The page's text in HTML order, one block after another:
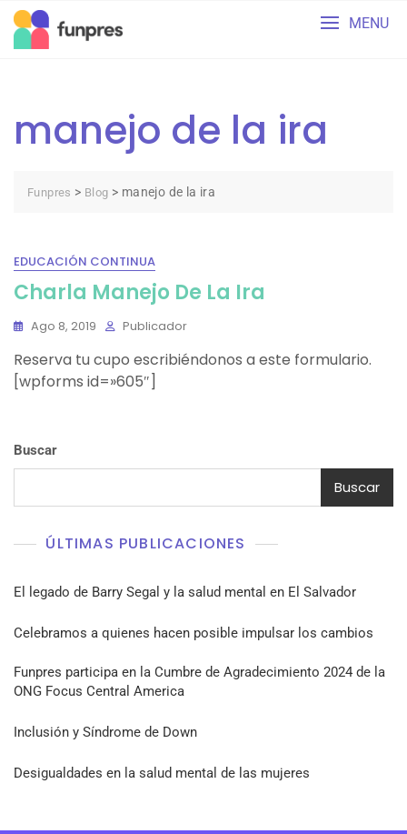
Skip
content
MENU
manejo de la ira
Funpres > Blog > manejo de la ira
EDUCACIÓN CONTINUA
Charla Manejo De La Ira
Ago 8, 2019 Publicador
Reserva tu cupo escribiéndonos a este formulario.
[wpforms id=»605″]
Buscar
Buscar
ÚLTIMAS PUBLICACIONES
El legado de Barry Segal y la salud mental en El Salvador
Celebramos a quienes hacen posible impulsar los cambios
Funpres participa en la Cumbre de Agradecimiento 2024 de la
ONG Focus Central America
Inclusión y Síndrome de Down
Desigualdades en la salud mental de las mujeres